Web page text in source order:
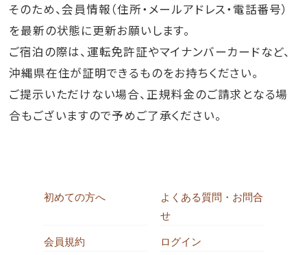
そのため、会員情報（住所・メールアドレス・電話番号）
を最新の状態に更新お願いします。
ご宿泊の際は、運転免許証やマイナンバーカードなど、
沖縄県在住が証明できるものをお持ちください。
ご提示いただけない場合、正規料金のご請求となる場
合もございますので予めご了承ください。
初めての方へ
よくある質問・お問合
せ
会員規約 ログイン